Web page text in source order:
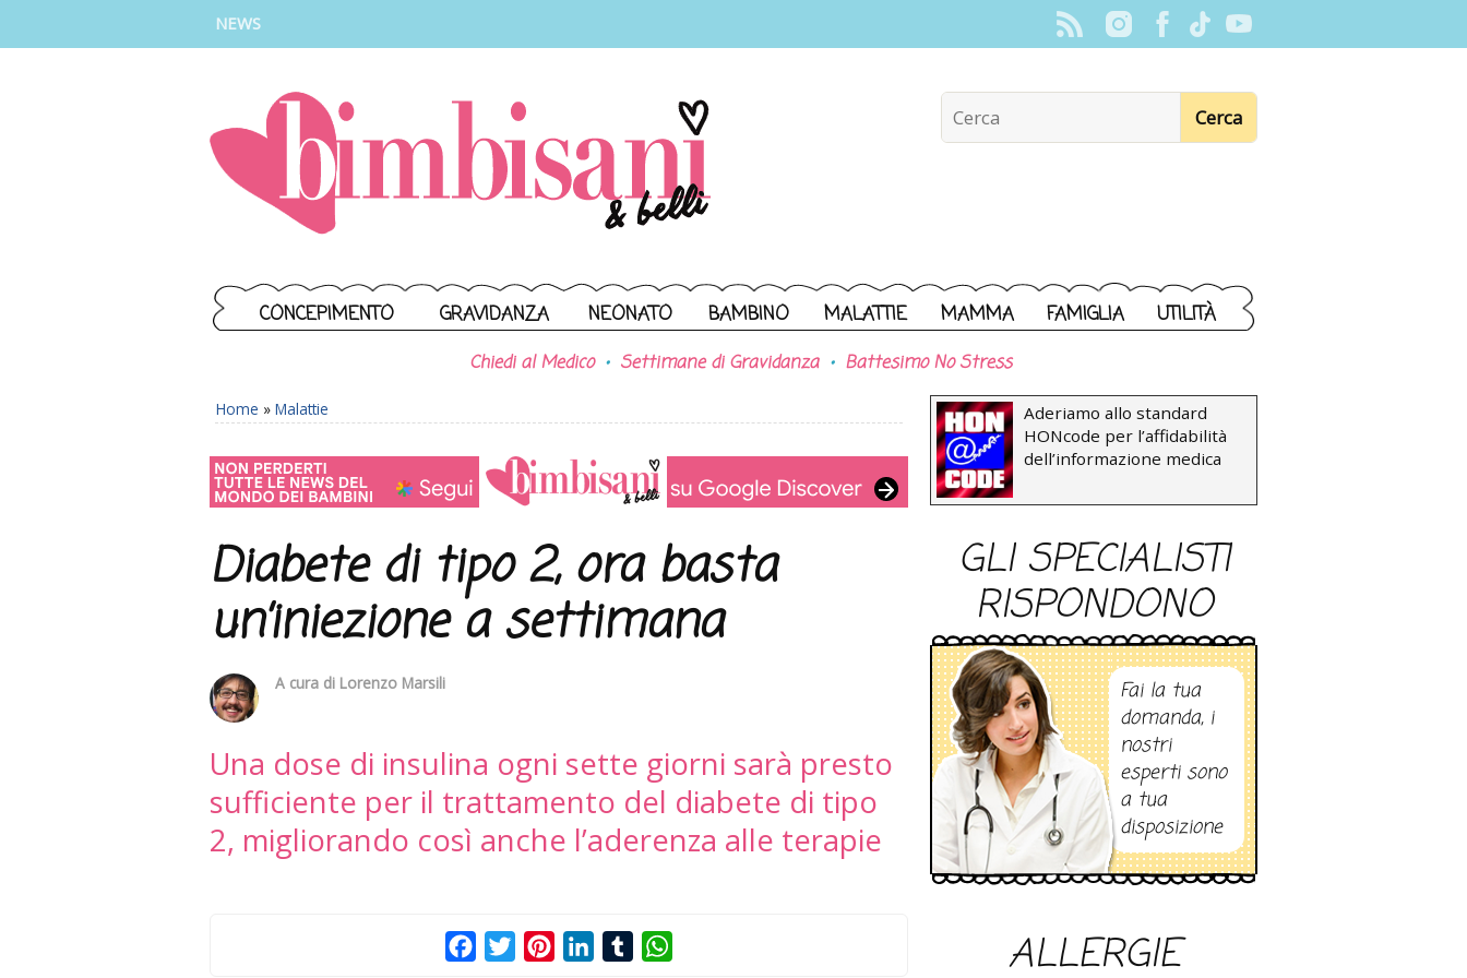
NEWS
CONCEPIMENTO GRAVIDANZA NEONATO BAMBINO MALATTIE MAMMA FAMIGLIA UTILITÀ
Chiedi al Medico Settimane di Gravidanza Battesimo No Stress
Home » Malattie
Diabete di tipo 2, ora basta
un’iniezione a settimana
A cura di Lorenzo Marsili
Una dose di insulina ogni sette giorni sarà presto
sufficiente per il trattamento del diabete di tipo
2, migliorando così anche l’aderenza alle terapie
FacebookTwitterPinterestLinkedInTumblr
Aderiamo allo standard
HONcode per l’affidabilità
dell’informazione medica
GLI SPECIALISTI
RISPONDONO
Fai la tua
domanda, i
nostri
esperti sono
a tua
disposizione
ALLERGIE